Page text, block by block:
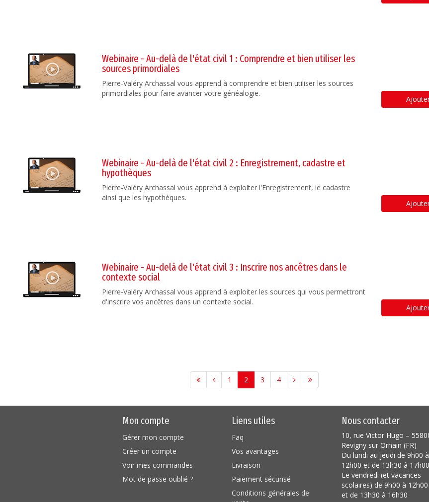
Webinaire - Au-delà de l'état civil 1 : Comprendre et bien utiliser les
sources primordiales
Pierre-Valéry Archassal vous apprend à comprendre et bien utiliser les sources
primordiales pour faire avancer votre généalogie.
Webinaire - Au-delà de l'état civil 2 : Enregistrement, cadastre et
hypothèques
Pierre-Valéry Archassal vous apprend à exploiter l'Enregistrement, le cadastre
ainsi que les hypothèques.
Webinaire - Au-delà de l'état civil 3 : Inscrire nos ancêtres dans le
contexte social
Pierre-Valéry Archassal vous apprend à exploiter les sources qui vous permettront
d'inscrire vos ancêtres dans un contexte social.
1 2 3 4
Mon compte
Gérer mon compte
Créer un compte
Voir mes commandes
Mot de passe oublié ?
Liens utiles
Faq
Vos avantages
Livraison
Paiement sécurisé
Conditions générales de
Nous contacter
10, rue Victor Hugo –
Revigny sur Ornain (FR)
Du lundi au jeudi de 9h00 à
12h00 et de 13h30 à 17h00
Le vendredi (et vacances
scolaires) de 9h00 à 12h00
et de 13h30 à 16h30